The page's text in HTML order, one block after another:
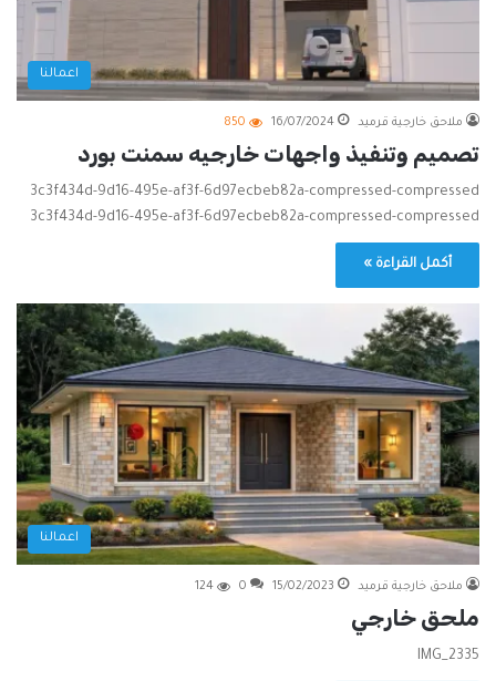
اعمالنا
ملاحق خارجية قرميد 16/07/2024
850
تصميم وتنفيذ واجهات خارجيه سمنت بورد
3c3f434d-9d16-495e-af3f-6d97ecbeb82a-compressed-compressed
3c3f434d-9d16-495e-af3f-6d97ecbeb82a-compressed-compressed
أكمل القراءة »
اعمالنا
ملاحق خارجية قرميد 15/02/2023
0
124
ملحق خارجي
IMG_2335